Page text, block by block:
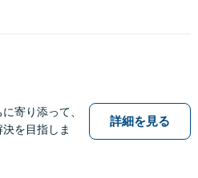
寄り添って、
を目指しま
詳細を見る